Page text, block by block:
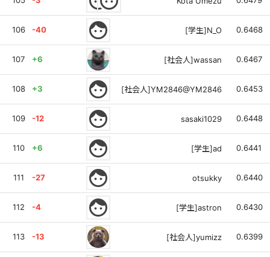
106 -40 face [学生]N_O 0.6468
107 +6 [社会人]wassan 0.6467
108 +3 face [社会人]YM2846@YM2846 0.6453
109 -12 face sasaki1029 0.6448
110 +6 face [学生]ad 0.6441
111 -27 face otsukky 0.6440
112 -4 face [学生]astron 0.6430
113 -13 [社会人]yumizz 0.6399